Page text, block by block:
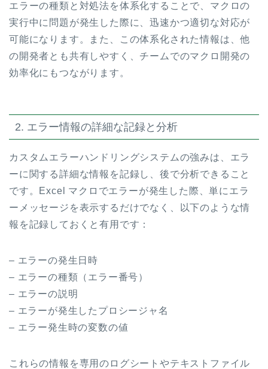
エラーの種類と対処法を体系化することで、マクロの
実行中に問題が発生した際に、迅速かつ適切な対応が
可能になります。また、この体系化された情報は、他
の開発者とも共有しやすく、チームでのマクロ開発の
効率化にもつながります。
2. エラー情報の詳細な記録と分析
カスタムエラーハンドリングシステムの強みは、エラ
ーに関する詳細な情報を記録し、後で分析できること
です。Excel マクロでエラーが発生した際、単にエラ
ーメッセージを表示するだけでなく、以下のような情
報を記録しておくと有用です：
– エラーの発生日時
– エラーの種類（エラー番号）
– エラーの説明
– エラーが発生したプロシージャ名
– エラー発生時の変数の値
これらの情報を専用のログシートやテキストファイル